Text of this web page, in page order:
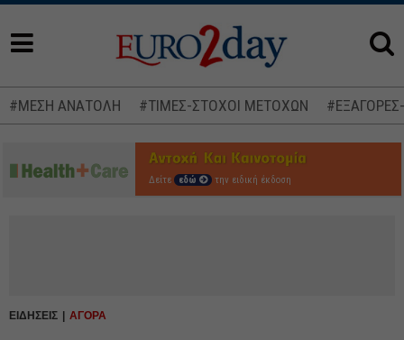
#ΜΕΣΗ ΑΝΑΤΟΛΗ #ΤΙΜΕΣ-ΣΤΟΧΟΙ ΜΕΤΟΧΩΝ
Δείτε εδώ την ειδική έκδοση
ΕΙΔΗΣΕΙΣ ΑΓΟΡΑ